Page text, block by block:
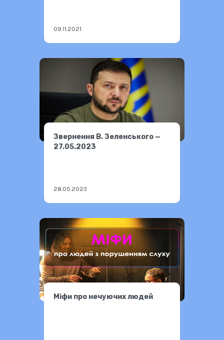
09.11.2021
Звернення В. Зеленського —
27.05.2023
28.05.2023
Міфи про нечуючих людей